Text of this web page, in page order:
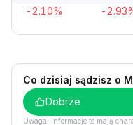
-2.10% -
Co dzisiaj sądzisz o
Dobrze
Uwaga: Informacje te mają